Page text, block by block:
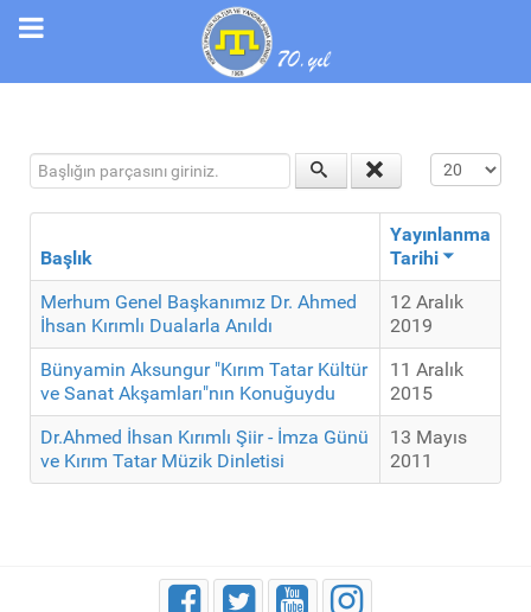
Başlığın parçasını giriniz.
Başlık
Yayınlanma
Tarihi
Merhum Genel Başkanımız Dr. Ahmed
İhsan Kırımlı Dualarla Anıldı
12 Aralık
2019
Bünyamin Aksungur "Kırım Tatar Kültür
ve Sanat Akşamları"nın Konuğuydu
11 Aralık
2015
Dr.Ahmed İhsan Kırımlı Şiir - İmza Günü
ve Kırım Tatar Müzik Dinletisi
13 Mayıs
2011